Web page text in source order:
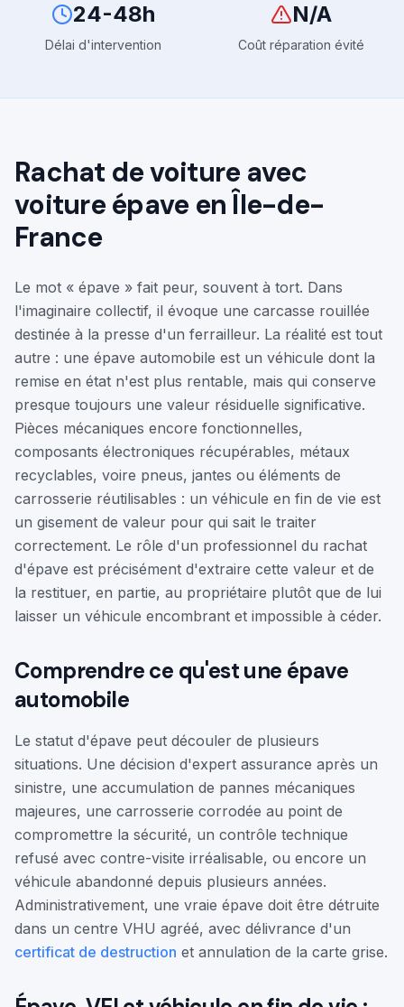
24-48h
Délai d'intervention
N/A
Coût réparation évité
Rachat de voiture avec
voiture épave en Île-de-
France
Le mot « épave » fait peur, souvent à tort. Dans
l'imaginaire collectif, il évoque une carcasse rouillée
destinée à la presse d'un ferrailleur. La réalité est tout
autre : une épave automobile est un véhicule dont la
remise en état n'est plus rentable, mais qui conserve
presque toujours une valeur résiduelle significative.
Pièces mécaniques encore fonctionnelles,
composants électroniques récupérables, métaux
recyclables, voire pneus, jantes ou éléments de
carrosserie réutilisables : un véhicule en fin de vie est
un gisement de valeur pour qui sait le traiter
correctement. Le rôle d'un professionnel du rachat
d'épave est précisément d'extraire cette valeur et de
la restituer, en partie, au propriétaire plutôt que de lui
laisser un véhicule encombrant et impossible à céder.
Comprendre ce qu'est une épave
automobile
Le statut d'épave peut découler de plusieurs
situations. Une décision d'expert assurance après un
sinistre, une accumulation de pannes mécaniques
majeures, une carrosserie corrodée au point de
compromettre la sécurité, un contrôle technique
refusé avec contre-visite irréalisable, ou encore un
véhicule abandonné depuis plusieurs années.
Administrativement, une vraie épave doit être détruite
dans un centre VHU agréé, avec délivrance d'un
certificat de destruction et annulation de la carte grise.